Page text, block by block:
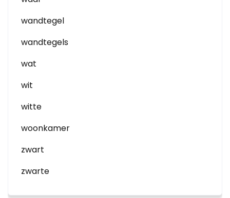
wandtegel
wandtegels
wat
wit
witte
woonkamer
zwart
zwarte